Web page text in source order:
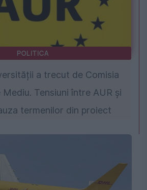
POLITICA
a trecut de Comisia
Tensiuni între AUR și
termenilor din proiect